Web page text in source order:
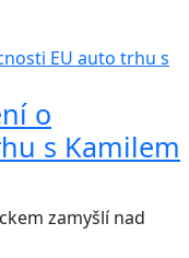
o
s Kamilem
zamyšlí nad